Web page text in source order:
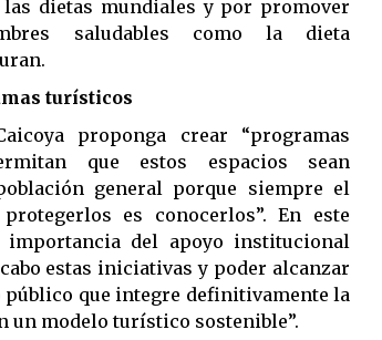
las dietas mundiales y por promover
saludables como la dieta
turísticos
proponga crear “programas
que estos espacios sean
general porque siempre el
es conocerlos”. En este
importancia del apoyo institucional
estas iniciativas y poder alcanzar
público que integre definitivamente la
un modelo turístico sostenible”.